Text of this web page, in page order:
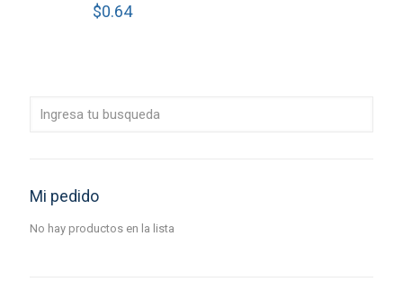
$0.64
Mi pedido
No hay productos en la lista